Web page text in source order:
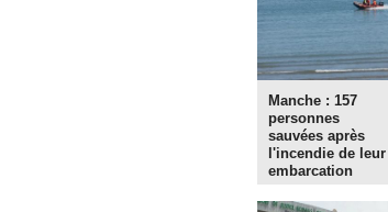
Manche : 157
personnes
sauvées après
l'incendie de leur
embarcation